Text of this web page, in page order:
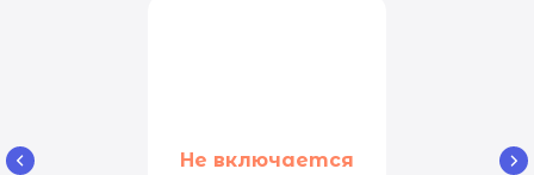
Не включается